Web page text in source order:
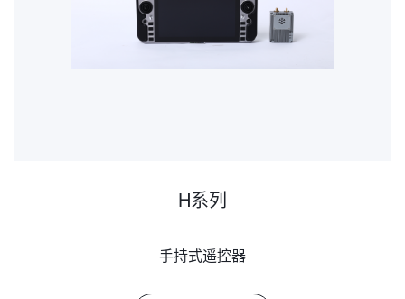
H系列
手持式遥控器